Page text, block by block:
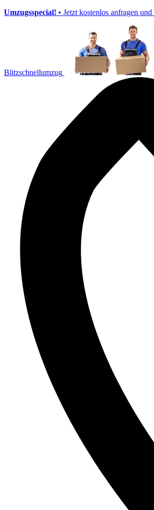
Umzugsspecial! • Jetzt kostenlos anfragen
Blitzschnellumzug